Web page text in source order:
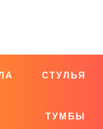
СТУЛЬЯ
ТУМБЫ